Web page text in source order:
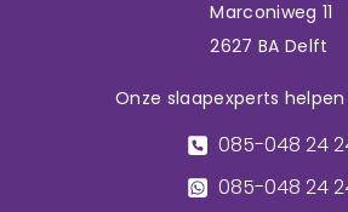
Marconiweg 11
2627 BA Delft
Onze slaapexperts
085-048 24
085-048 24